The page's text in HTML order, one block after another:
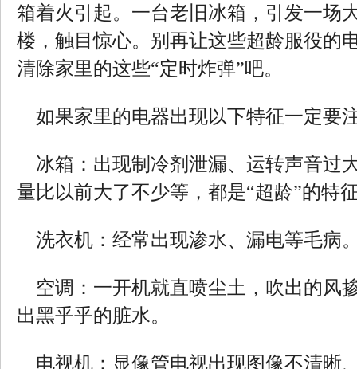
箱着火引起。一台老旧冰箱，引发一场
楼，触目惊心。别再让这些超龄服役的
清除家里的这些“定时炸弹”吧。
如果家里的电器出现以下特征一定要
冰箱：出现制冷剂泄漏、运转声音过
量比以前大了不少等，都是“超龄”的特
洗衣机：经常出现渗水、漏电等毛病
空调：一开机就直喷尘土，吹出的风
出黑乎乎的脏水。
电视机：显像管电视出现图像不清晰